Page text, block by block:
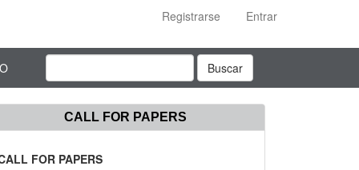
Registrarse
Entrar
Buscar
CALL FOR PAPERS
FOR PAPERS